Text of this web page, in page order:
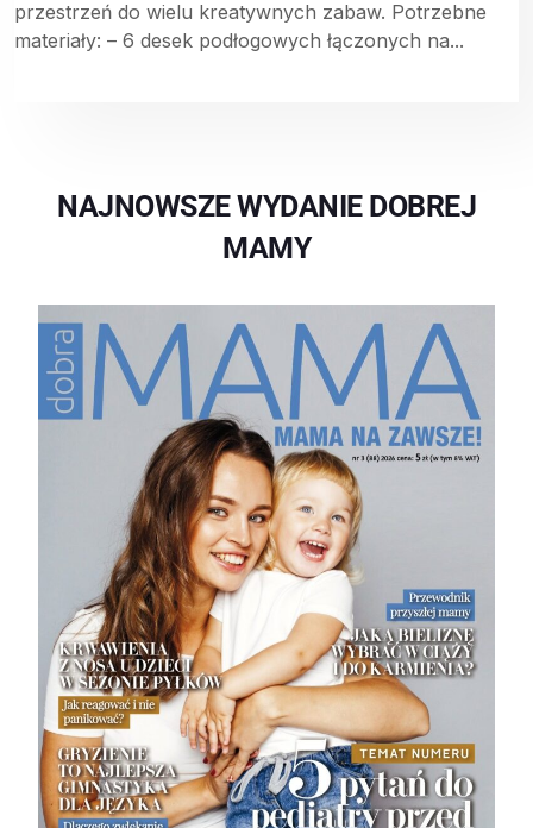
przestrzeń do wielu kreatywnych zabaw. Potrzebne
materiały: – 6 desek podłogowych łączonych na...
NAJNOWSZE WYDANIE DOBREJ
MAMY